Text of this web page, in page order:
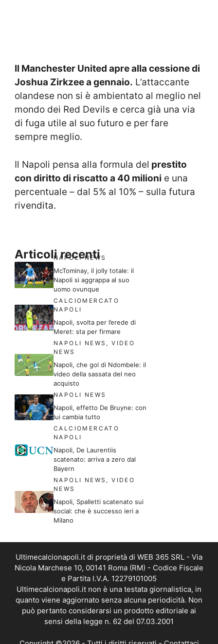
Il Manchester United apre alla cessione di
Joshua Zirkzee a gennaio. L’attaccante
olandese non si è ambientato al meglio nel
mondo dei Red Devils e cerca già una via
di fuga utile al suo futuro e per fare
sempre meglio.
Il Napoli pensa alla formula del prestito
con diritto di riscatto a 40 milioni e una
percentuale – dal 5% al 10% – sulla futura
rivendita.
Articoli recenti
NAPOLI NEWS
McTominay, il jolly totale: il
Napoli si aggrappa al suo
uomo ovunque
CALCIOMERCATO
NAPOLI
Napoli, svolta per l’erede di
Meret: sta per firmare
NAPOLI NEWS ,VIDEO
NEWS
Napoli, che gol di Ndombele: il
video della sassata del neo
acquisto
NAPOLI NEWS
Napoli, effetto De Bruyne: con
lui cambia tutto
CALCIOMERCATO
NAPOLI
Napoli, De Laurentiis
scatenato: arriva a zero dal
Bayern
NAPOLI NEWS ,VIDEO
NEWS
Napoli, Spalletti scatenato sui
social: che è successo ieri a
Milano
Ultimecalcionapoli.it di proprietà di WEB 365 SRL - Via
Nicola Marchese 10, 00141 Roma (RM) - Codice Fiscale
e Partita I.V.A. 12279101005
Ultimecalcionapoli.it non è una testata giornalistica, in
quanto viene aggiornato senza alcuna periodicità. Non
può pertanto considerarsi un prodotto editoriale ai
sensi della legge n. 62 del 07.03.2001